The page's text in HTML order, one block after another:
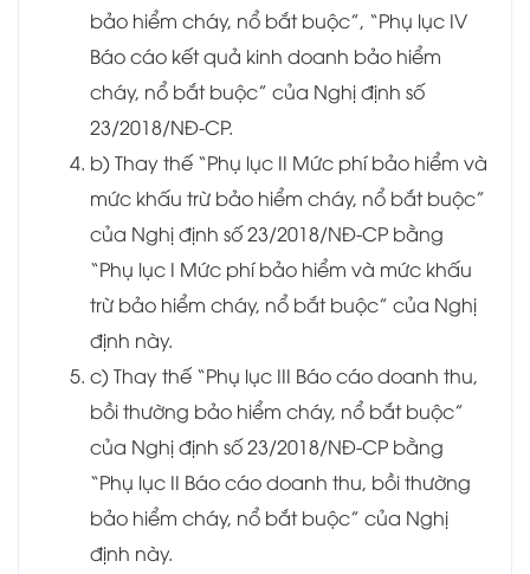
bảo hiểm cháy, nổ bắt buộc”, “Phụ lục IV
Báo cáo kết quả kinh doanh bảo hiểm
cháy, nổ bắt buộc” của Nghị định số
23/2018/NĐ-CP.
b) Thay thế “Phụ lục II Mức phí bảo hiểm và
mức khấu trừ bảo hiểm cháy, nổ bắt buộc”
của Nghị định số 23/2018/NĐ-CP bằng
“Phụ lục I Mức phí bảo hiểm và mức khấu
trừ bảo hiểm cháy, nổ bắt buộc” của Nghị
định này.
c) Thay thế “Phụ lục III Báo cáo doanh thu,
bồi thường bảo hiểm cháy, nổ bắt buộc”
của Nghị định số 23/2018/NĐ-CP bằng
“Phụ lục II Báo cáo doanh thu, bồi thường
bảo hiểm cháy, nổ bắt buộc” của Nghị
định này.